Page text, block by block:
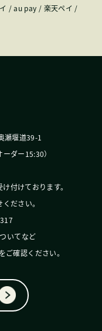
/ au pay / 楽天ペイ /
瀬堰道39-1
ダー15:30）
付けております。
ださい。
いてなど
をご確認ください。